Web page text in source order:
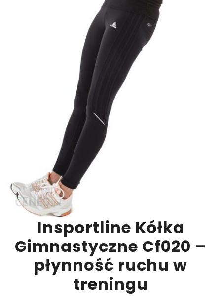
Insportline Kółka
Gimnastyczne Cf020 –
płynność ruchu w
treningu